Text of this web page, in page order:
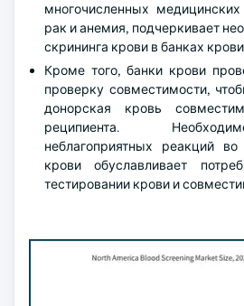
многочисленных
рак и анемия, подчеркивает
скрининга крови в банках
Кроме того, банки крови
проверку совместимости,
донорская кровь
реципиента.
неблагоприятных реакций
крови обуславливает
тестировании крови и